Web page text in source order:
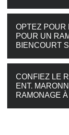
OPTEZ POUR
POUR UN
BIENCOURT
CONFIEZ LE
ENT.
RAMONAGE